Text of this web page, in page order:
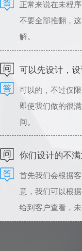
正常来说在未程
不要全部推翻，
解。
可以先设计，
可以的，不过仅
即使我们做的很
间。
你们设计的不满
首先我们会根据
意，我们可以根
给到客户查看，
次数的。所以只
计一直不满意的